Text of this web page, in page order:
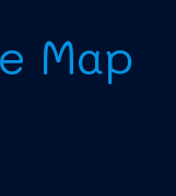
Map